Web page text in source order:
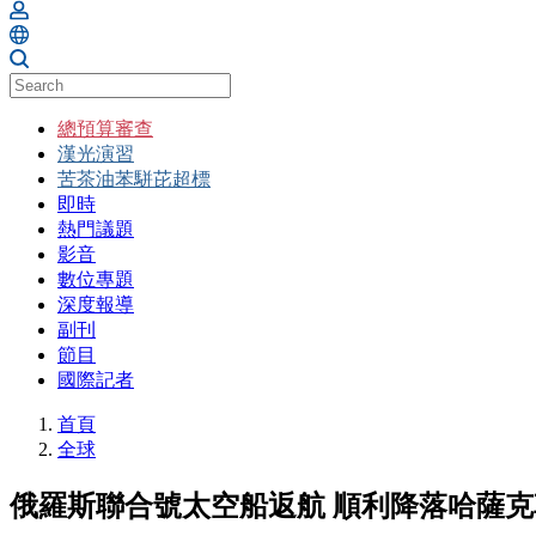
總預算審查
漢光演習
苦茶油苯駢芘超標
即時
熱門議題
影音
數位專題
深度報導
副刊
節目
國際記者
首頁
全球
俄羅斯聯合號太空船返航 順利降落哈薩